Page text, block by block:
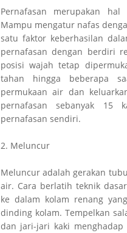
Pernafasan merupakan
Mampu mengatur nafas
satu faktor keberhasilan
pernafasan dengan berdiri
posisi wajah tetap
tahan hingga beberapa
permukaan air dan
pernafasan sebanyak 15
pernafasan sendiri.
2. Meluncur
Meluncur adalah gerakan
air. Cara berlatih teknik
ke dalam kolam renang
dinding kolam. Tempelkan
dan jari-jari kaki